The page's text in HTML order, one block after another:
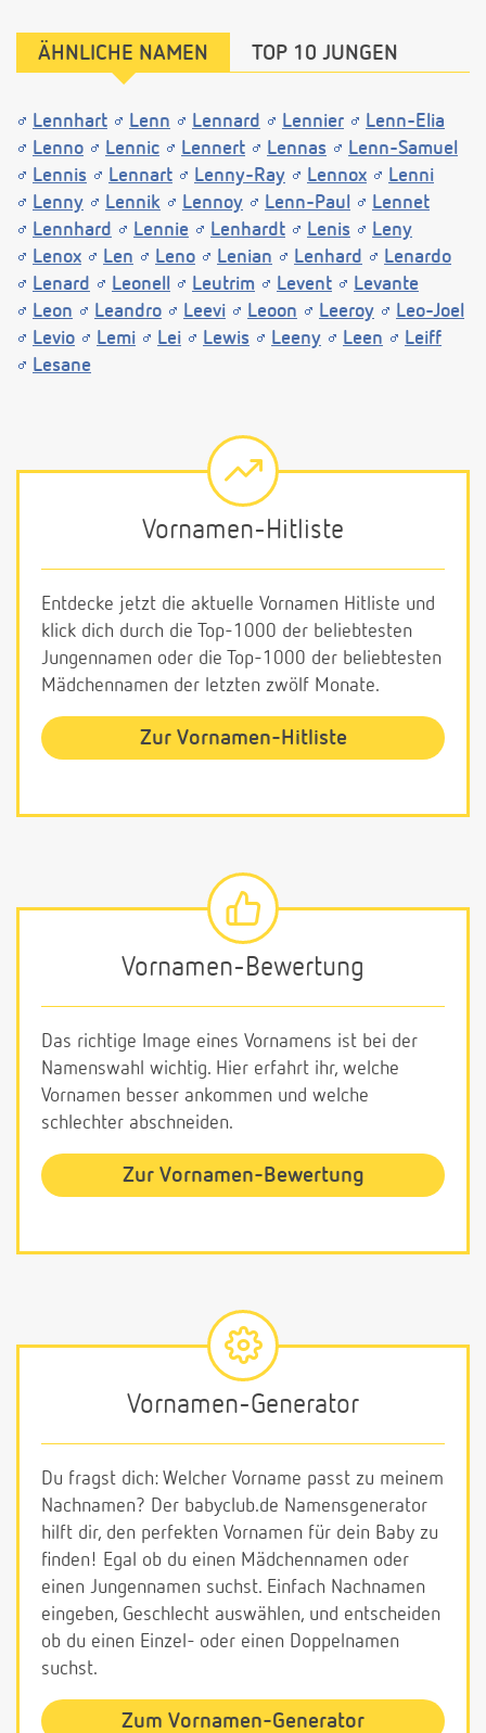
ÄHNLICHE NAMEN TOP 10 JUNGEN
Lennhart Lenn Lennard Lennier
Lenn-Elia
Lenno
Lennic Lennert Lennas
Lenn-Samuel
Lennis
Lennart Lenny-Ray Lennox
Lenni
Lenny
Lennik Lennoy Lenn-Paul
Lennet
Lennhard
Lennie Lenhardt Lenis
Leny
Lenox
Len Leno Lenian Lenhard
Lenardo
Lenard
Leonell Leutrim Levent
Levante
Leon
Leandro Leevi Leoon Leeroy
Leo-Joel
Levio
Lemi Lei Lewis Leeny Leen
Leiff
Lesane
Vornamen-Hitliste
Entdecke jetzt die aktuelle Vornamen Hitliste und
klick dich durch die Top-1000 der beliebtesten
Jungennamen oder die Top-1000 der beliebtesten
Mädchennamen der letzten zwölf Monate.
Zur Vornamen-Hitliste
Vornamen-Bewertung
Das richtige Image eines Vornamens ist bei der
Namenswahl wichtig. Hier erfahrt ihr, welche
Vornamen besser ankommen und welche
schlechter abschneiden.
Zur Vornamen-Bewertung
Vornamen-Generator
Du fragst dich: Welcher Vorname passt zu meinem
Nachnamen? Der babyclub.de Namensgenerator
hilft dir, den perfekten Vornamen für dein Baby zu
finden! Egal ob du einen Mädchennamen oder
einen Jungennamen suchst. Einfach Nachnamen
eingeben, Geschlecht auswählen, und entscheiden
ob du einen Einzel- oder einen Doppelnamen
suchst.
Zum Vornamen-Generator